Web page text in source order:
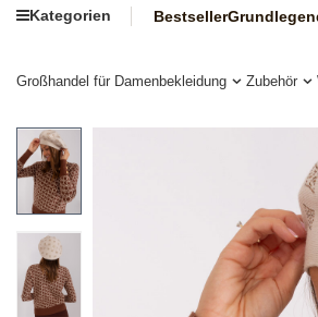
Kategorien Bestseller
Großhandel für Damenbekleidung Zubehör